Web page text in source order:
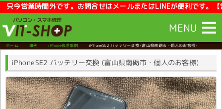
営業時間外です。お問合せはメールまたはLINEが便利です。【
MENU
ホーム 事例 iPhone修理事例 iPhoneSE2 バッテリー交換(富山県南砺市・個人のお客様)
iPhoneSE2 バッテリー交換 (富山県南砺市・個人のお客様)